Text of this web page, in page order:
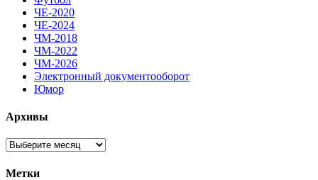
ЧЕ-2020
ЧЕ-2024
ЧМ-2018
ЧМ-2022
ЧМ-2026
Электронный документооборот
Юмор
Архивы
Архивы
Метки